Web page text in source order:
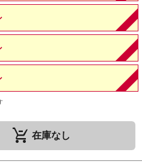
remove_shopping_cart 在庫なし